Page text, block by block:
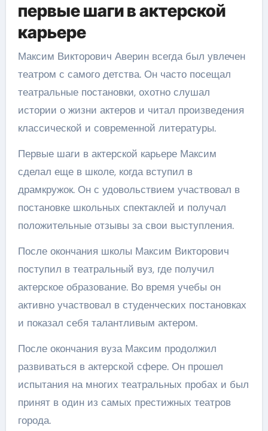
первые шаги в актерской
карьере
Максим Викторович Аверин всегда был увлечен
театром с самого детства. Он часто посещал
театральные постановки, охотно слушал
истории о жизни актеров и читал произведения
классической и современной литературы.
Первые шаги в актерской карьере Максим
сделал еще в школе, когда вступил в
драмкружок. Он с удовольствием участвовал в
постановке школьных спектаклей и получал
положительные отзывы за свои выступления.
После окончания школы Максим Викторович
поступил в театральный вуз, где получил
актерское образование. Во время учебы он
активно участвовал в студенческих постановках
и показал себя талантливым актером.
После окончания вуза Максим продолжил
развиваться в актерской сфере. Он прошел
испытания на многих театральных пробах и был
принят в один из самых престижных театров
города.